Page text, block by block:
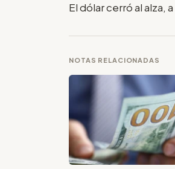
El dólar cerró al alza,
NOTAS RELACIONADAS